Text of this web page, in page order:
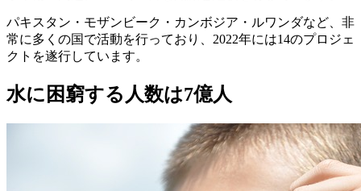
パキスタン・モザンビーク・カンボジア・ルワンダなど、非
常に多くの国で活動を行っており、2022年には14のプロジェ
クトを遂行しています。
水に困窮する人数は7億人